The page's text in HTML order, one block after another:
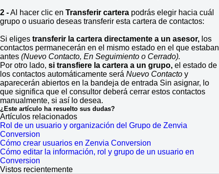
2 -Al hacer clic en Transferir cartera podrás elegir hacia cuál
grupo o usuario deseas transferir esta cartera de contactos:
Si eliges transferir la cartera directamente a un asesor, los
contactos permanecerán en el mismo estado en el que estaban
antes (Nuevo Contacto, En Seguimiento o Cerrado).
Por otro lado, si transfiere la cartera a un grupo, el estado de
los contactos automáticamente será Nuevo Contacto y
aparecerán abiertos en la bandeja de entrada Sin asignar, lo
que significa que el consultor deberá cerrar estos contactos
manualmente, si así lo desea.
¿Este artículo ha resuelto sus dudas?
Artículos relacionados
Rol de un usuario y organización del Grupo de Zenvia
Conversion
Cómo crear usuarios en Zenvia Conversion
Cómo editar la información, rol y grupo de un usuario en
Conversion
Vistos recientemente